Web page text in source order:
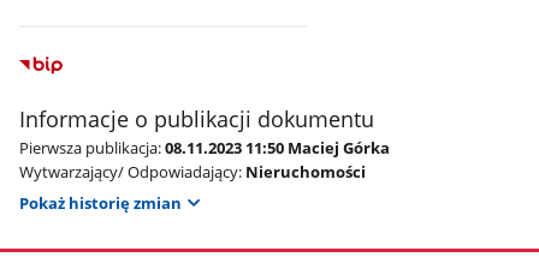
Informacje o publikacji dokumentu
Pierwsza publikacja:08.11.2023 11:50 Maciej Górka
Wytwarzający/ Odpowiadający: Nieruchomości
Pokaż historię zmian